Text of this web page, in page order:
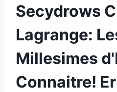
Secydrows
Lagrange:
Millesimes
Connaitre!